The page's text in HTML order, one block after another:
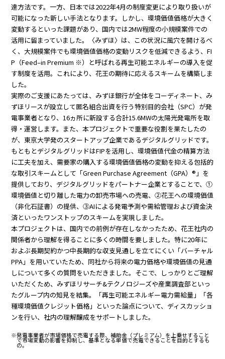
達方法です。一方、日本では2022年4月の制度変更により取り扱いが
可能になった新しい手法となります。しかし、環境価値価格が大きく
変動するといった課題があり、国内では2MW程度の小規模案件での
活用に留まっていました。〈みずほ〉は、この状況に風穴を開けるべ
く、大規模案件でも環境価値価格の変動リスクを低減できるよう、FI
P（Feed–in Premium ※）と呼ばれる再生可能エネルギーの導入を促
す制度を活用。これにより、花王の期待に応えるスキームを構築しま
した。
実際のご支援にあたっては、みずほ銀行が全体をコーディネート、み
ずほリースが設立して匿名組合出資を行う特別目的会社（SPC）が発
電事業者となり、16ヵ所に新設する合計15.6MWの太陽光発電所を取
得・運営します。また、本プロジェクトで重要な役割を果たしたの
が、東京大学発のスタートアップ企業であるデジタルグリッドです。
もともとデジタルグリッドはFIPを活用し、環境価値代金の精算方法
に工夫を加え、需要家の購入する環境価値価格の変動を抑える包括的
な取引スキームとして「Green Purchase Agreement（GPA）® 」を
提供しており、デジタルグリッドをパートナー企業とすることで、①
環境価値と切り離した電力の卸売市場への売電、②花王への環境価値
（非化石証書）の提供、③AIによる発電予測や需給管理および資金決
済といったワンストップのスキームを実現しました。
本プロジェクトは、国内での前例が存在しなかったため、花王社内の
関係者から理解を得ることに多くの時間を要しました。特に20年に
およぶ長期契約かつ中長期的な収支見通しを立てにくい「バーチャル
PPA」を用いていたため、同社から将来の電力価格や環境価値の見通
しについて多くの質問をいただきました。そこで、しっかりとご理解
いただくため、みずほリサーチ&テクノロジーズや産業調査部といっ
たグループ内の知見を結集。「再生可能エネルギー電力需給量」「各
種環境価値クレジット価格」といった論点について、ディスカッショ
ンを行い、社内の理解醸成をサポートしました。
※発電事業者が市場価格で売電する際、補助金（プレミアム）を上乗せすること
で市場変動の影響を抑制し、基準となる単価で売電できることを目的とするも
の。